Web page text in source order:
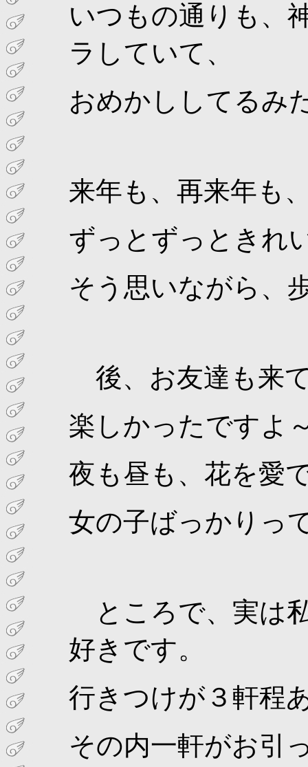
いつもの通りも、
ラしていて、
おめかししてるみ
来年も、再来年も
ずっとずっときれ
そう思いながら、
後、お友達も来
楽しかったですよ
夜も昼も、花を愛
女の子ばっかりっ
ところで、実は
好きです。
行きつけが３軒程
その内一軒がお引